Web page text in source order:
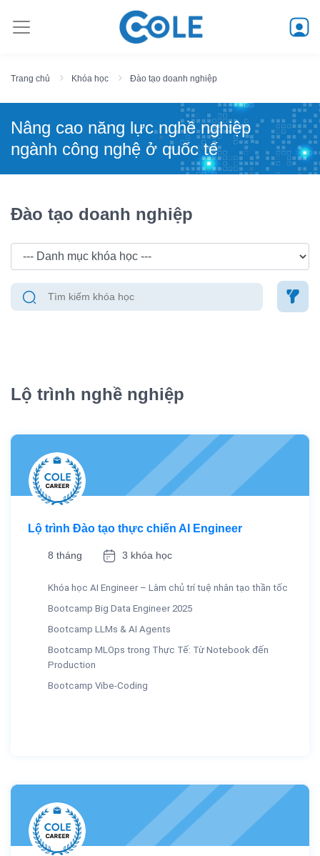
Trang chủ Khóa học Đào tạo doanh nghiệp
Nâng cao năng lực nghề nghiệp
ngành công nghệ ở quốc tế
Đào tạo doanh nghiệp
Lộ trình nghề nghiệp
Lộ trình Đào tạo thực chiến AI Engineer
8 tháng 3 khóa học
Khóa học AI Engineer – Làm chủ trí tuệ nhân tạo thần tốc
Bootcamp Big Data Engineer 2025
Bootcamp LLMs & AI Agents
Bootcamp MLOps trong Thực Tế: Từ Notebook đến
Production
Bootcamp Vibe-Coding